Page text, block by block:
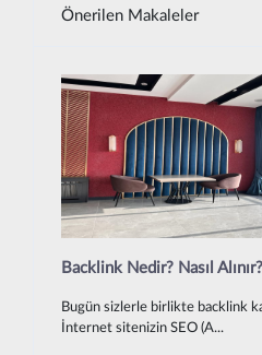
Önerilen Makaleler
Backlink Nedir? Nasıl Alınır?
Bugün sizlerle birlikte backlink
İnternet sitenizin SEO (A...